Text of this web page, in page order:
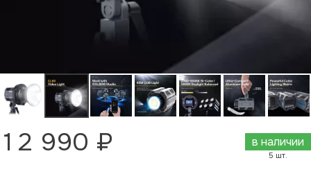
12 990 ₽ в наличии
5 шт.